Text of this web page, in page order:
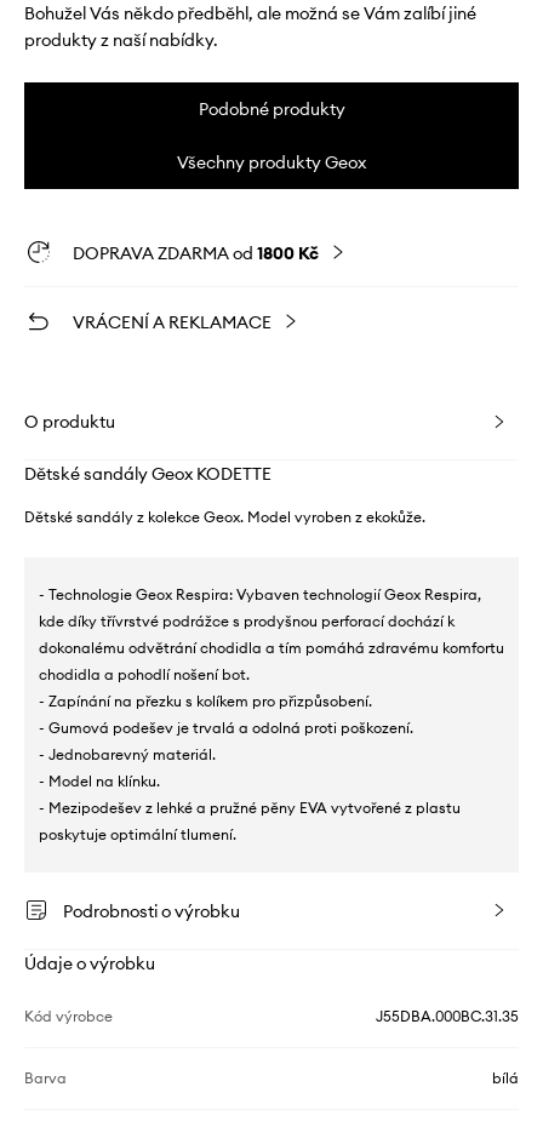
Bohužel Vás někdo předběhl, ale možná se Vám zalíbí jiné
produkty z naší nabídky.
Podobné produkty
Všechny produkty Geox
DOPRAVA ZDARMA od 1800 Kč
VRÁCENÍ A REKLAMACE
O produktu
Dětské sandály Geox KODETTE
Dětské sandály z kolekce Geox. Model vyroben z ekokůže.
- Technologie Geox Respira: Vybaven technologií Geox Respira,
kde díky třívrstvé podrážce s prodyšnou perforací dochází k
dokonalému odvětrání chodidla a tím pomáhá zdravému komfortu
chodidla a pohodlí nošení bot.
- Zapínání na přezku s kolíkem pro přizpůsobení.
- Gumová podešev je trvalá a odolná proti poškození.
- Jednobarevný materiál.
- Model na klínku.
- Mezipodešev z lehké a pružné pěny EVA vytvořené z plastu
poskytuje optimální tlumení.
Podrobnosti o výrobku
Údaje o výrobku
Kód výrobce J55DBA.000BC.31.35
Barva bílá